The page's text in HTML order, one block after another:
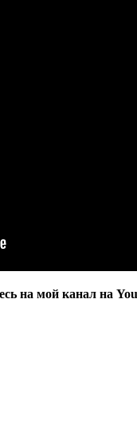
на мой канал на